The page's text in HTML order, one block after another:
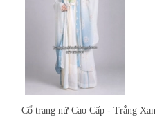
Cổ trang nữ Cao Cấp - Trắng